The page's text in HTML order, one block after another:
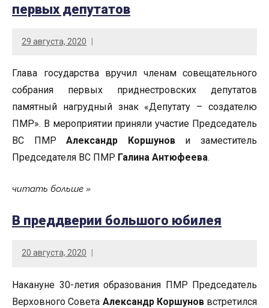
первых депутатов
29 августа, 2020
Глава государства вручил членам совещательного
собрания первых приднестровских депутатов
памятный нагрудный знак «Депутату – создателю
ПМР». В мероприятии приняли участие Председатель
ВС ПМРАлександр Коршунови заместитель
Председателя ВС ПМР Галина Антюфеева.
читать больше
В преддверии большого юбилея
20 августа, 2020
Накануне 30-летия образования ПМР Председатель
Верховного Совета Александр Коршуноввстретился